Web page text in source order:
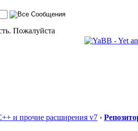
Пожалуйста
и прочие расширения v7 ›